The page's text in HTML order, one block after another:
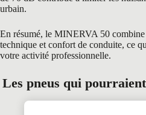
urbain.
En résumé, le MINERVA 50
technique et confort de conduite, ce
votre activité professionnelle.
Les pneus qui